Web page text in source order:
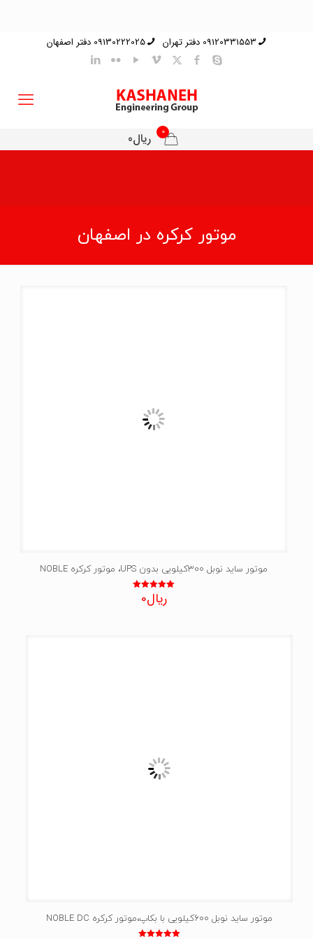
09120331553 دفتر تهران 09130222025 دفتر اصفهان
0 ریال0
موتور کرکره در اصفهان
موتور ساید نوبل 300کیلویی بدون UPS، موتور کرکره NOBLE
نمره
5.00
ریال0
موتور ساید نوبل 600کیلویی با بکاپ،موتور کرکره NOBLE DC